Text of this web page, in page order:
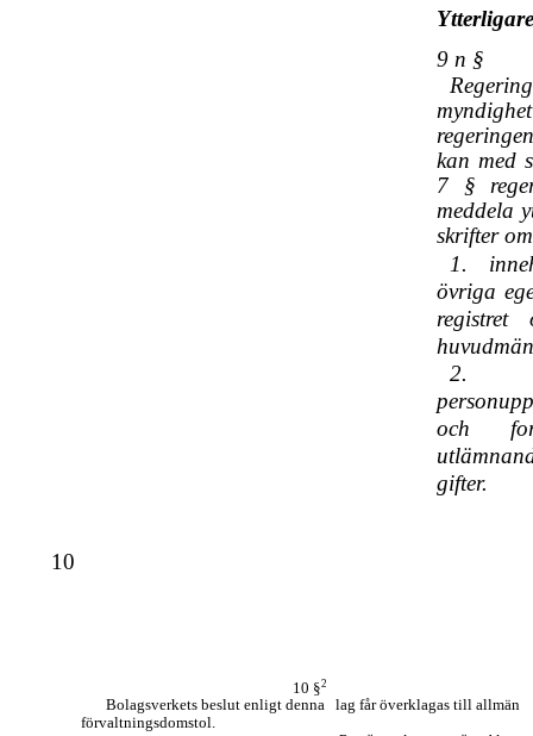
9 n §
kan med
7 §
meddela
skrifter om
1.
övriga
registret
2.
och
gifter.
10
10 §2
Bolagsverkets beslut enligt denna lag får överklagas till allmän
förvaltningsdomstol.